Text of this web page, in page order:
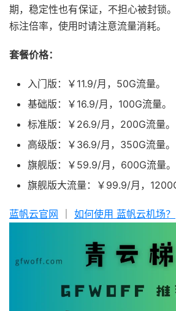
期，稳定性也有保证，不担心被封锁
标注倍率，使用时请注意流量消耗。
套餐价格：
入门版：￥11.9/月，50G流量。
基础版：￥16.9/月，100G流量。
标准版：￥26.9/月，200G流量。
高级版：￥36.9/月，350G流量。
旗舰版：￥59.9/月，600G流量。
旗舰版大流量：￥99.9/月，
蓝帆云官网 如何使用 蓝帆云机场？